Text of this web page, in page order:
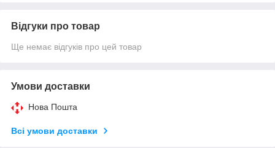
Відгуки про товар
Ще немає відгуків про цей товар
Умови доставки
Нова Пошта
Всі умови доставки